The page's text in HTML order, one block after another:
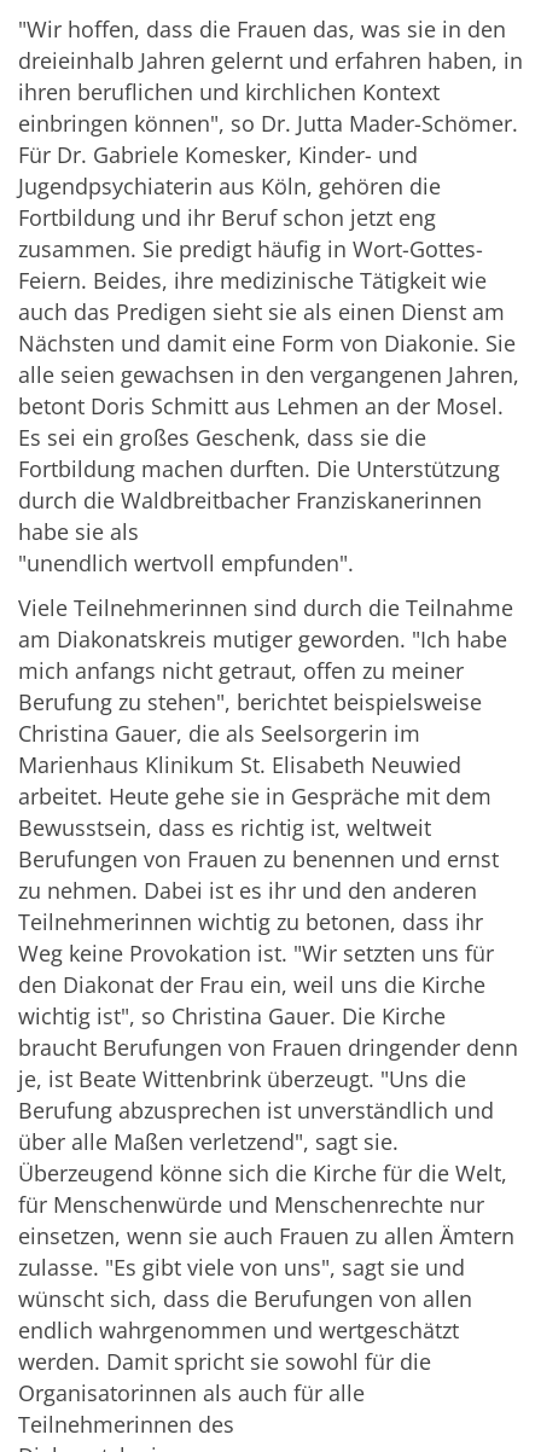
"Wir hoffen, dass die Frauen das, was sie in den
dreieinhalb Jahren gelernt und erfahren haben, in
ihren beruflichen und kirchlichen Kontext
einbringen können", so Dr. Jutta Mader-Schömer.
Für Dr. Gabriele Komesker, Kinder- und
Jugendpsychiaterin aus Köln, gehören die
Fortbildung und ihr Beruf schon jetzt eng
zusammen. Sie predigt häufig in Wort-Gottes-
Feiern. Beides, ihre medizinische Tätigkeit wie
auch das Predigen sieht sie als einen Dienst am
Nächsten und damit eine Form von Diakonie. Sie
alle seien gewachsen in den vergangenen Jahren,
betont Doris Schmitt aus Lehmen an der Mosel.
Es sei ein großes Geschenk, dass sie die
Fortbildung machen durften. Die Unterstützung
durch die Waldbreitbacher Franziskanerinnen
habe sie als
"unendlich wertvoll empfunden".
Viele Teilnehmerinnen sind durch die Teilnahme
am Diakonatskreis mutiger geworden. "Ich habe
mich anfangs nicht getraut, offen zu meiner
Berufung zu stehen", berichtet beispielsweise
Christina Gauer, die als Seelsorgerin im
Marienhaus Klinikum St. Elisabeth Neuwied
arbeitet. Heute gehe sie in Gespräche mit dem
Bewusstsein, dass es richtig ist, weltweit
Berufungen von Frauen zu benennen und ernst
zu nehmen. Dabei ist es ihr und den anderen
Teilnehmerinnen wichtig zu betonen, dass ihr
Weg keine Provokation ist. "Wir setzten uns für
den Diakonat der Frau ein, weil uns die Kirche
wichtig ist", so Christina Gauer. Die Kirche
braucht Berufungen von Frauen dringender denn
je, ist Beate Wittenbrink überzeugt. "Uns die
Berufung abzusprechen ist unverständlich und
über alle Maßen verletzend", sagt sie.
Überzeugend könne sich die Kirche für die Welt,
für Menschenwürde und Menschenrechte nur
einsetzen, wenn sie auch Frauen zu allen Ämtern
zulasse. "Es gibt viele von uns", sagt sie und
wünscht sich, dass die Berufungen von allen
endlich wahrgenommen und wertgeschätzt
werden. Damit spricht sie sowohl für die
Organisatorinnen als auch für alle
Teilnehmerinnen des